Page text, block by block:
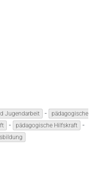
Jugendarbeit -
pädagogische
- pädagogische Hilfskraft -